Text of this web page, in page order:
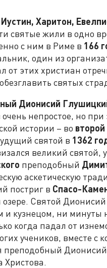
Харитон,
святые жили в одно
с ним в Риме в 166
один из
от этих христиан
святых
Дионисий
непростое, но
истории – во
святой в 1362
великий святой,
преподобный
аскетическую
постриг в Спасо-
озере. Святой
и кузнецом, ни минуты
когда падал от
учеников, вместе с
преподобный
Христова.